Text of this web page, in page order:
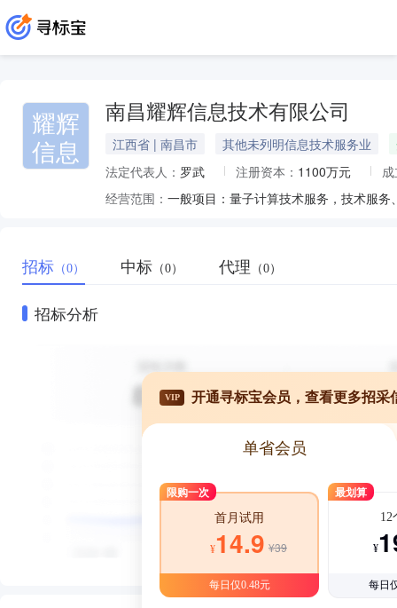
耀辉
信息
南昌耀辉信息技术有限公司
江西省 | 南昌市 其他未列明信息技术服务业
法定代表人： 罗武 注册资本： 1100万元
经营范围：
招标 （0） 中标 （0） 代理 （0）
招标分析
VIP 开通寻标宝会员，查看更多招采
单省会员
限购一次
首月试用
¥14.9 ¥39
每日仅0.48元
最划算
12
¥
每日